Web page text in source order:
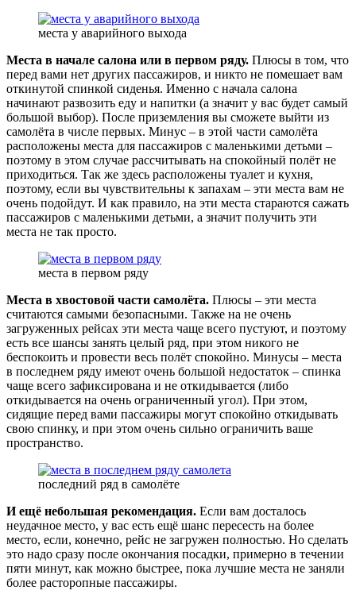
места у аварийного выхода
Места в начале салона или в первом ряду. Плюсы в том, что
перед вами нет других пассажиров, и никто не помешает вам
откинутой спинкой сиденья. Именно с начала салона
начинают развозить еду и напитки (а значит у вас будет самый
большой выбор). После приземления вы сможете выйти из
самолёта в числе первых. Минус – в этой части самолёта
расположены места для пассажиров с маленькими детьми –
поэтому в этом случае рассчитывать на спокойный полёт не
приходиться. Так же здесь расположены туалет и кухня,
поэтому, если вы чувствительны к запахам – эти места вам не
очень подойдут. И как правило, на эти места стараются сажать
пассажиров с маленькими детьми, а значит получить эти
места не так просто.
места в первом ряду
Места в хвостовой части самолёта. Плюсы – эти места
считаются самыми безопасными. Также на не очень
загруженных рейсах эти места чаще всего пустуют, и поэтому
есть все шансы занять целый ряд, при этом никого не
беспокоить и провести весь полёт спокойно. Минусы – места
в последнем ряду имеют очень большой недостаток – спинка
чаще всего зафиксирована и не откидывается (либо
откидывается на очень ограниченный угол). При этом,
сидящие перед вами пассажиры могут спокойно откидывать
свою спинку, и при этом очень сильно ограничить ваше
пространство.
последний ряд в самолёте
И ещё небольшая рекомендация. Если вам досталось
неудачное место, у вас есть ещё шанс пересесть на более
место, если, конечно, рейс не загружен полностью. Но сделать
это надо сразу после окончания посадки, примерно в течении
пяти минут, как можно быстрее, пока лучшие места не заняли
более расторопные пассажиры.